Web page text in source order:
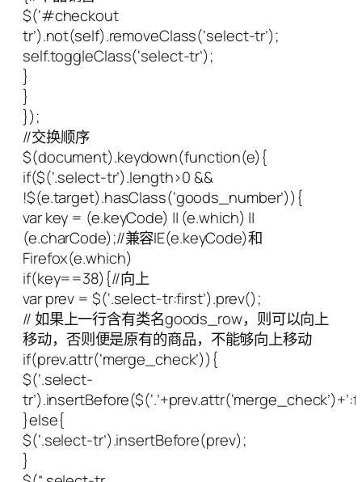
$(‘#checkout
tr’).not(self).removeClass(‘select-tr’);
self.toggleClass(‘select-tr’);
}
}
});
//交换顺序
$(document).keydown(function(e){
if($(‘.select-tr’).length>0 &&
!$(e.target).hasClass(‘goods_number’)){
var key = (e.keyCode) || (e.which) ||
(e.charCode);//兼容IE(e.keyCode)和
Firefox(e.which)
if(key==38){//向上
var prev = $(‘.select-tr:first’).prev();
// 如果上一行含有类名goods_row，则可以向上
移动，否则便是原有的商品，不能够向上移动
if(prev.attr(‘merge_check’)){
$(‘.select-
}else{
$(‘.select-tr’).insertBefore(prev);
}